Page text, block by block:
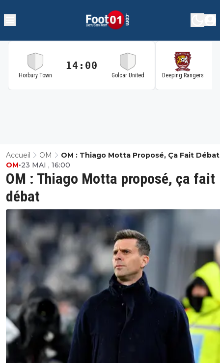
Horbury Town
14:00
Golcar United Deeping Rangers
Accueil OM OM : Thiago Motta Proposé, Ça Fait Débat
OM : Thiago Motta proposé, ça fait
débat
OM•23 MAI , 16:00